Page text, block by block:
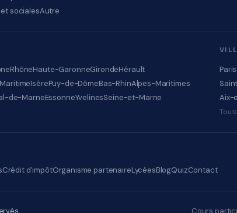
socialesAutre
RhôneHaute-GaronneGirondeHérault
IsèrePuy-de-DômeBas-RhinAlpes-Maritimes
de-MarneEssonneYvelinesSeine-et-Marne
Paris
Aix-
Crédit d'impôtOrganisme partenaireLycéesBlogQuizContact
Cours